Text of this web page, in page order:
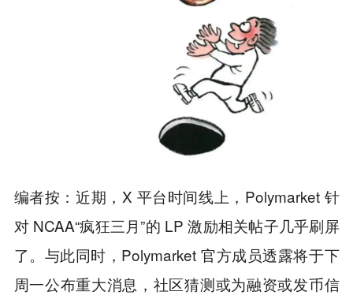
编者按：近期，X 平台时间线上，Polymarket 针
对 NCAA“疯狂三月”的 LP 激励相关帖子几乎刷屏
了。与此同时，Polymarket 官方成员透露将于下
周一公布重大消息，社区猜测或为融资或发币信